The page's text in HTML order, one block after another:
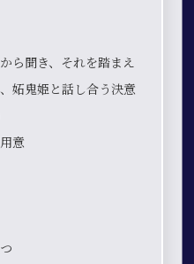
ら聞き、それを踏まえ
妬鬼姫と話し合う決意
意